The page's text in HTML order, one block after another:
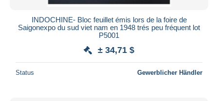
INDOCHINE- Bloc feuillet émis lors de la foire de
Saigonexpo du sud viet nam en 1948 trés peu fréquent lot
P5001
± 34,71 $
Status Gewerblicher Händler